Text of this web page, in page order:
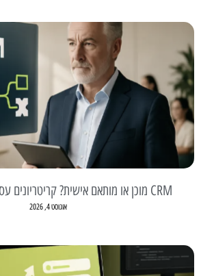
CRM מוכן או מותאם אישית? קריטריונים עסקיים לבחירה נכונה
אוגוסט 4, 2026